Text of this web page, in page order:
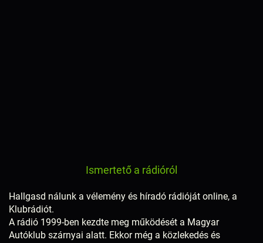
Ismertető a rádióról
Hallgasd nálunk a vélemény és híradó rádióját online, a
Klubrádiót.
A rádió 1999-ben kezdte meg működését a Magyar
Autóklub szárnyai alatt. Ekkor még a közlekedés és